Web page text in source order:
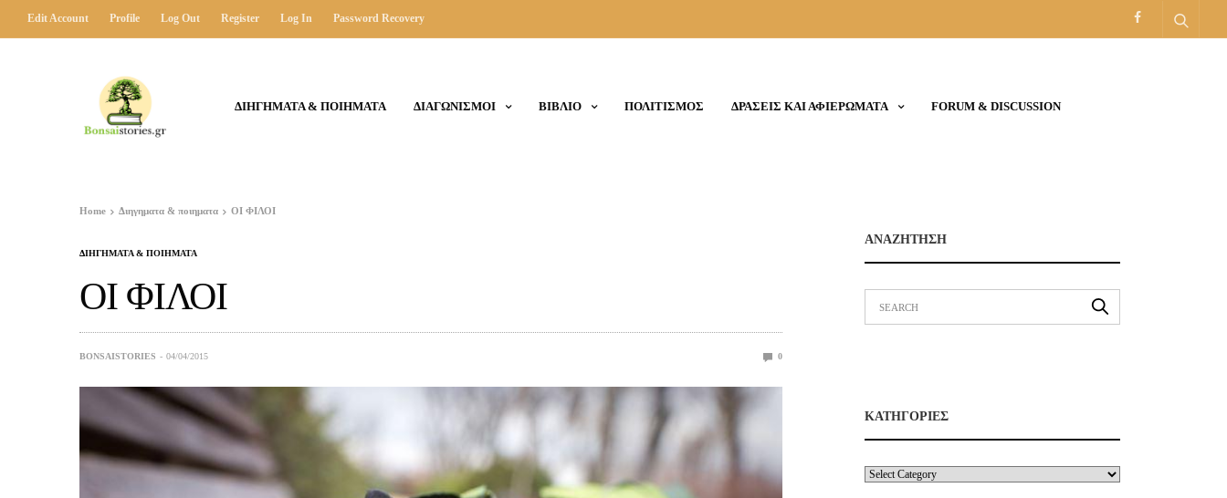
Edit Account Profile Log Out Register Log In Password Recovery
ΔΙΗΓΗΜΑΤΑ & ΠΟΙΗΜΑΤΑ ΔΙΑΓΩΝΙΣΜΟΙ ΒΙΒΛΙΟ ΠΟΛΙΤΙΣΜΟΣ ΔΡΑΣΕΙΣ ΚΑΙ ΑΦΙΕΡΩΜΑΤΑ FORUM & DISCUSSION
Home Διηγηματα & ποιηματα ΟΙ ΦΙΛΟΙ
ΔΙΗΓΗΜΑΤΑ & ΠΟΙΗΜΑΤΑ
ΟΙ ΦΙΛΟΙ
BONSAISTORIES 04/04/2015 0
ΑΝΑΖΗΤΗΣΗ
ΚΑΤΗΓΟΡΙΕΣ